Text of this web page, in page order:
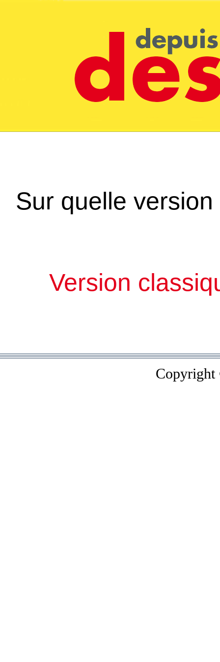
Sur quelle
Version